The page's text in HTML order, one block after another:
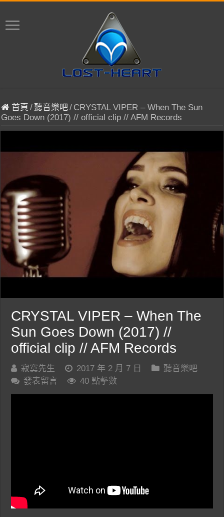
首頁 /聽音樂吧/ CRYSTAL VIPER – When The Sun
Goes Down (2017) // official clip // AFM Records
CRYSTAL VIPER – When The
Sun Goes Down (2017) //
official clip // AFM Records
寂寞先生 2017 年 2 月 7 日
聽音樂吧
發表留言
40 點擊數